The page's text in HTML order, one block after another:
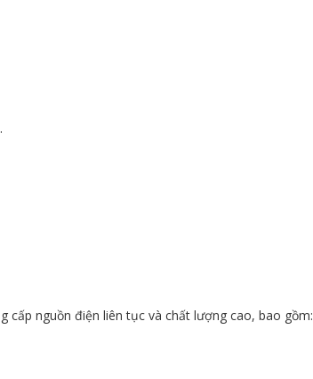
cấp nguồn điện liên tục và chất lượng cao, bao gồm: